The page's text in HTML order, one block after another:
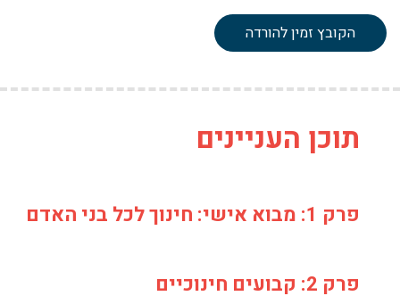
חשיבה:
חינוך
ליפה
הקובץ זמין להורדה
תוכן העניינים
פרק 1: מבוא אישי: חינוך לכל בני האדם
פרק 2: קבועים חינוכיים